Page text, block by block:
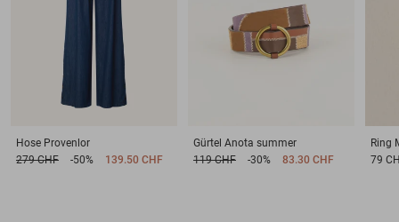
Hose Provenlor
279 CHF
-50% 139.50 CHF
Gürtel Anota summer
119 CHF
-30% 83.30 CHF
Ring
79